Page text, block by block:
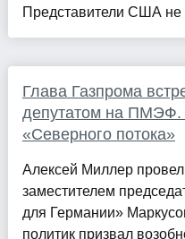
Представители США не
Глава Газпрома
депутатом на ПМЭФ.
«Северного потока»
Алексей Миллер
заместителем
для Германии»
политик призвал